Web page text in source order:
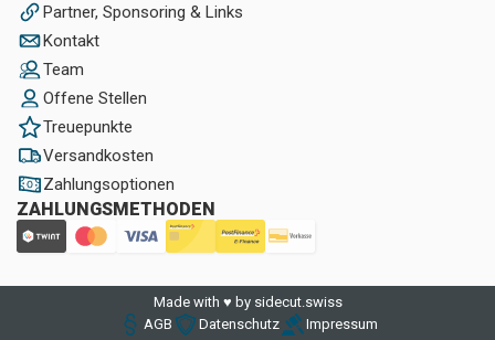
Partner, Sponsoring & Links
Kontakt
Team
Offene Stellen
Treuepunkte
Versandkosten
Zahlungsoptionen
ZAHLUNGSMETHODEN
Made with ♥ by sidecut.swiss
AGB
Datenschutz Impressum